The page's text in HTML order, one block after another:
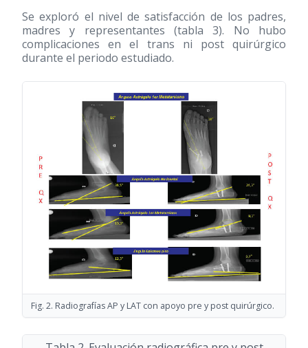
Se exploró el nivel de satisfacción de los padres,
madres y representantes (tabla 3). No hubo
complicaciones en el trans ni post quirúrgico
durante el periodo estudiado.
Fig. 2. Radiografías AP y LAT con apoyo pre y post quirúrgico.